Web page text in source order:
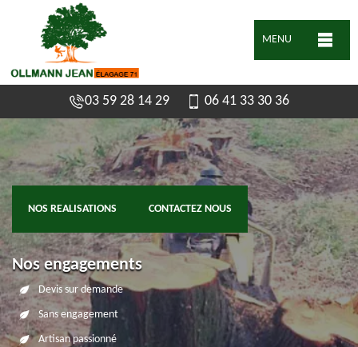
MENU
03 59 28 14 29 06 41 33 30 36
NOS REALISATIONS CONTACTEZ NOUS
Nos engagements
Devis sur demande
Sans engagement
Artisan passionné